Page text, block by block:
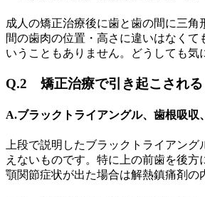
成人の矯正治療後に歯と歯の間に三
間の歯肉の位置・高さに違いはなく
いうこともありません。どうしても気
Q.2 矯正治療で引き起こされる
A.ブラックトライアングル、歯根吸収
上段で説明したブラックトライアン
えないものです。特に上の前歯を後
顎関節症状が出た場合は解熱鎮痛剤の